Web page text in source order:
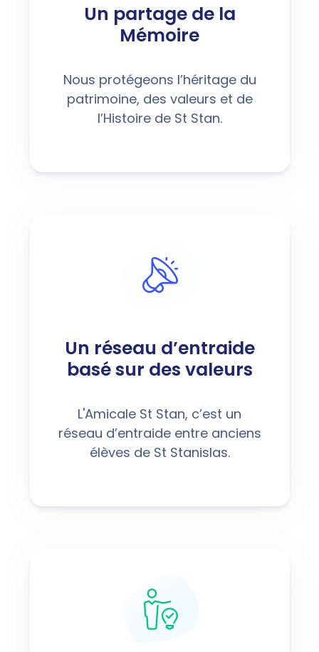
Un partage de la
Mémoire
Nous protégeons l’héritage du
patrimoine, des valeurs et de
l’Histoire de St Stan.
Un réseau d’entraide
basé sur des valeurs
L'Amicale St Stan, c’est un
réseau d’entraide entre anciens
élèves de St Stanislas.